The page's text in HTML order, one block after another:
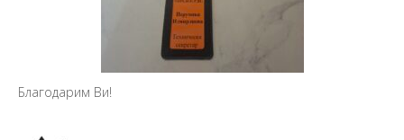
Благодарим Ви!